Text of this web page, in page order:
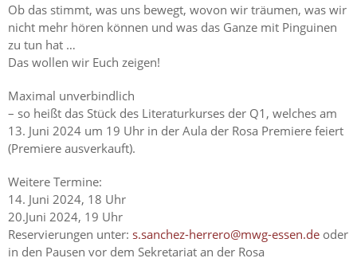
Ob das stimmt, was uns bewegt, wovon wir träumen, was wir
nicht mehr hören können und was das Ganze mit Pinguinen
zu tun hat …
Das wollen wir Euch zeigen!
Maximal unverbindlich
– so heißt das Stück des Literaturkurses der Q1, welches am
13. Juni 2024 um 19 Uhr in der Aula der Rosa Premiere feiert
(Premiere ausverkauft).
Weitere Termine:
14. Juni 2024, 18 Uhr
20.Juni 2024, 19 Uhr
Reservierungen unter: s.sanchez-herrero@mwg-essen.de oder
in den Pausen vor dem Sekretariat an der Rosa